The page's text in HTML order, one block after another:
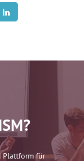
Plattform für